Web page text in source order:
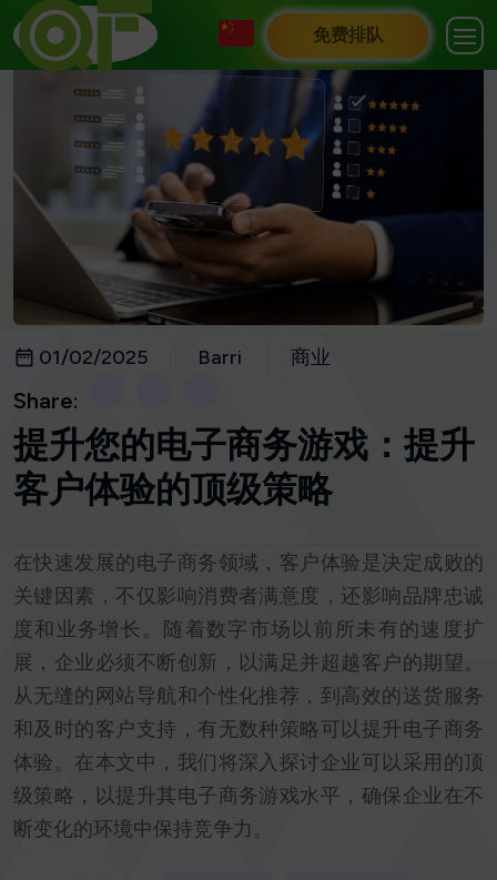
免费排队
01/02/2025 Barri 商业
Share:
提升您的电子商务游戏：提升
客户体验的顶级策略
在快速发展的电子商务领域，客户体验是决定成败的
关键因素，不仅影响消费者满意度，还影响品牌忠诚
度和业务增长。随着数字市场以前所未有的速度扩
展，企业必须不断创新，以满足并超越客户的期望。
从无缝的网站导航和个性化推荐，到高效的送货服务
和及时的客户支持，有无数种策略可以提升电子商务
体验。在本文中，我们将深入探讨企业可以采用的顶
级策略，以提升其电子商务游戏水平，确保企业在不
断变化的环境中保持竞争力。